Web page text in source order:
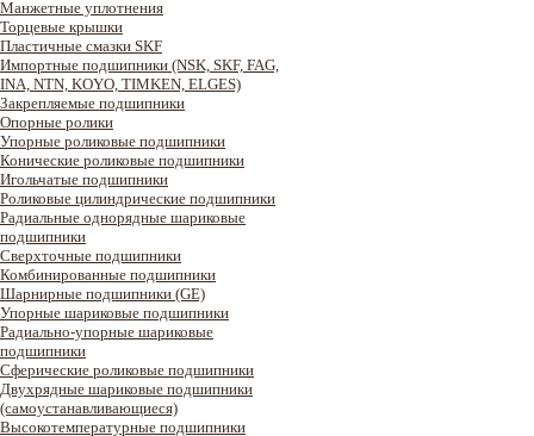
Манжетные уплотнения
Торцевые крышки
Пластичные смазки SKF
Импортные подшипники (NSK, SKF, FAG,
INA, NTN, KOYO, TIMKEN, ELGES)
Закрепляемые подшипники
Опорные ролики
Упорные роликовые подшипники
Конические роликовые подшипники
Игольчатые подшипники
Роликовые цилиндрические подшипники
Радиальные однорядные шариковые
подшипники
Сверхточные подшипники
Комбинированные подшипники
Шарнирные подшипники (GE)
Упорные шариковые подшипники
Радиально-упорные шариковые
подшипники
Сферические роликовые подшипники
Двухрядные шариковые подшипники
(самоустанавливающиеся)
Высокотемпературные подшипники